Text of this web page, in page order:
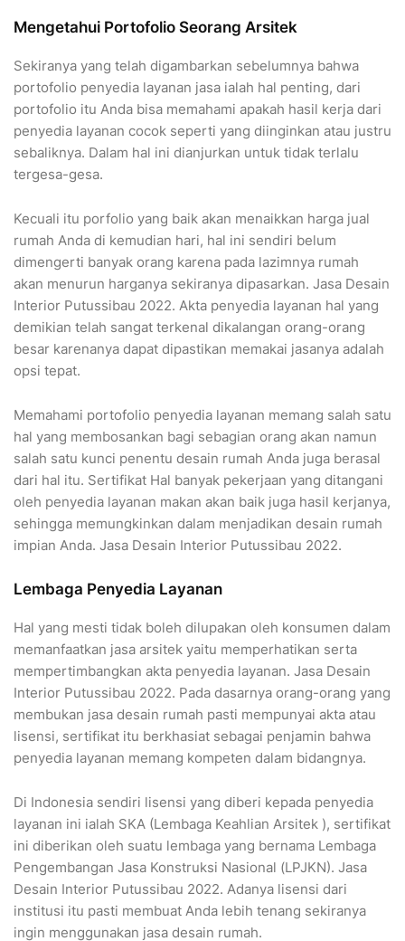
Mengetahui Portofolio Seorang Arsitek
Sekiranya yang telah digambarkan sebelumnya bahwa
portofolio penyedia layanan jasa ialah hal penting, dari
portofolio itu Anda bisa memahami apakah hasil kerja dari
penyedia layanan cocok seperti yang diinginkan atau justru
sebaliknya. Dalam hal ini dianjurkan untuk tidak terlalu
tergesa-gesa.
Kecuali itu porfolio yang baik akan menaikkan harga jual
rumah Anda di kemudian hari, hal ini sendiri belum
dimengerti banyak orang karena pada lazimnya rumah
akan menurun harganya sekiranya dipasarkan. Jasa Desain
Interior Putussibau 2022. Akta penyedia layanan hal yang
demikian telah sangat terkenal dikalangan orang-orang
besar karenanya dapat dipastikan memakai jasanya adalah
opsi tepat.
Memahami portofolio penyedia layanan memang salah satu
hal yang membosankan bagi sebagian orang akan namun
salah satu kunci penentu desain rumah Anda juga berasal
dari hal itu. Sertifikat Hal banyak pekerjaan yang ditangani
oleh penyedia layanan makan akan baik juga hasil kerjanya,
sehingga memungkinkan dalam menjadikan desain rumah
impian Anda. Jasa Desain Interior Putussibau 2022.
Lembaga Penyedia Layanan
Hal yang mesti tidak boleh dilupakan oleh konsumen dalam
memanfaatkan jasa arsitek yaitu memperhatikan serta
mempertimbangkan akta penyedia layanan. Jasa Desain
Interior Putussibau 2022. Pada dasarnya orang-orang yang
membukan jasa desain rumah pasti mempunyai akta atau
lisensi, sertifikat itu berkhasiat sebagai penjamin bahwa
penyedia layanan memang kompeten dalam bidangnya.
Di Indonesia sendiri lisensi yang diberi kepada penyedia
layanan ini ialah SKA (Lembaga Keahlian Arsitek ), sertifikat
ini diberikan oleh suatu lembaga yang bernama Lembaga
Pengembangan Jasa Konstruksi Nasional (LPJKN). Jasa
Desain Interior Putussibau 2022. Adanya lisensi dari
institusi itu pasti membuat Anda lebih tenang sekiranya
ingin menggunakan jasa desain rumah.